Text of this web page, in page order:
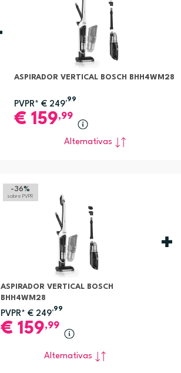
ASPIRADOR VERTICAL BOSCH BHH4WM28
PVPR* € 249
,99
€ 159,99
Alternativas
-36%
sobre PVPR
ASPIRADOR VERTICAL BOSCH
BHH4WM28
PVPR* € 249
,99
€ 159,99
Alternativas